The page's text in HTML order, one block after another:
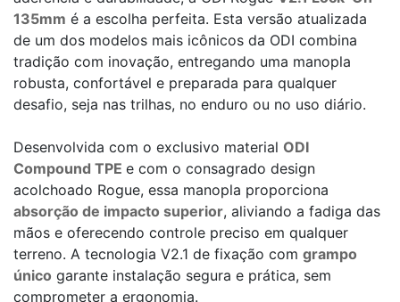
135mm é a escolha perfeita. Esta versão atualizada
de um dos modelos mais icônicos da ODI combina
tradição com inovação, entregando uma manopla
robusta, confortável e preparada para qualquer
desafio, seja nas trilhas, no enduro ou no uso diário.
Desenvolvida com o exclusivo material ODI
Compound TPE e com o consagrado design
acolchoado Rogue, essa manopla proporciona
absorção de impacto superior, aliviando a fadiga das
mãos e oferecendo controle preciso em qualquer
terreno. A tecnologia V2.1 de fixação com grampo
único garante instalação segura e prática, sem
comprometer a ergonomia.